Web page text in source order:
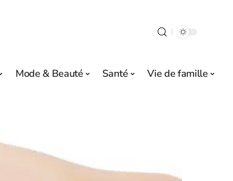
Mode & Beauté Santé Vie de famille